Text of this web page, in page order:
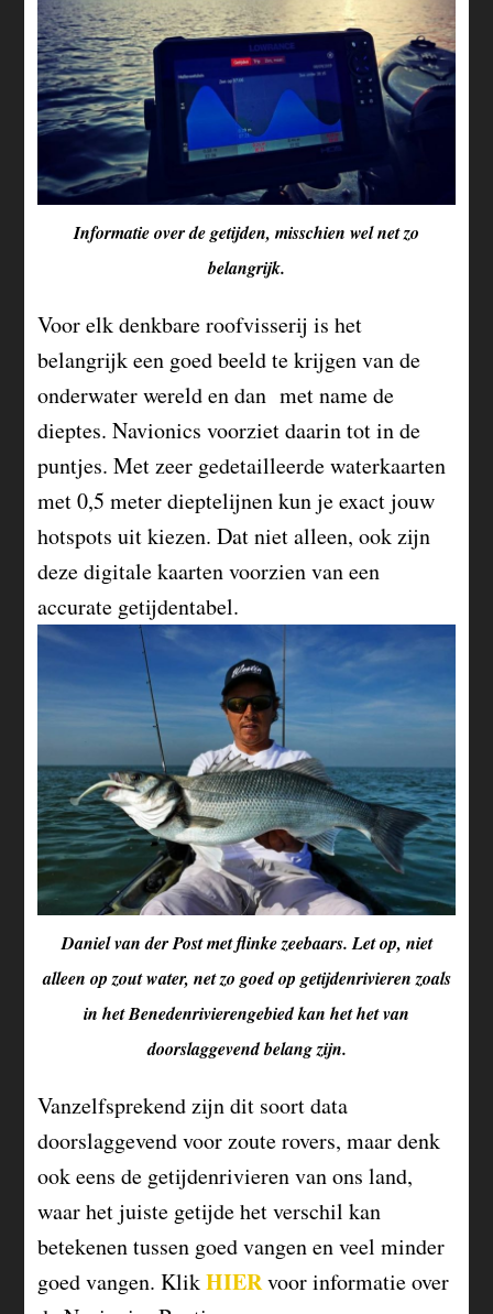
Informatie over de getijden, misschien wel net zo
belangrijk.
Voor elk denkbare roofvisserij is het
belangrijk een goed beeld te krijgen van de
onderwater wereld en dan met name de
dieptes. Navionics voorziet daarin tot in de
puntjes. Met zeer gedetailleerde waterkaarten
met 0,5 meter dieptelijnen kun je exact jouw
hotspots uit kiezen. Dat niet alleen, ook zijn
deze digitale kaarten voorzien van een
accurate getijdentabel.
Daniel van der Post met flinke zeebaars. Let op, niet
alleen op zout water, net zo goed op getijdenrivieren zoals
in het Benedenrivierengebied kan het het van
doorslaggevend belang zijn.
Vanzelfsprekend zijn dit soort data
doorslaggevend voor zoute rovers, maar denk
ook eens de getijdenrivieren van ons land,
waar het juiste getijde het verschil kan
betekenen tussen goed vangen en veel minder
goed vangen. KlikHIERvoor informatie over